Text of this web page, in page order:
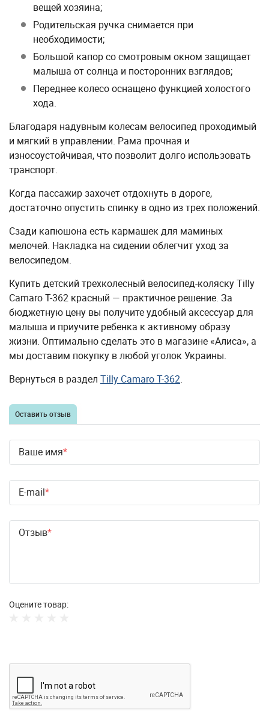
вещей хозяина;
Родительская ручка снимается при
необходимости;
Большой капор со смотровым окном защищает
малыша от солнца и посторонних взглядов;
Переднее колесо оснащено функцией холостого
хода.
Благодаря надувным колесам велосипед проходимый
и мягкий в управлении. Рама прочная и
износоустойчивая, что позволит долго использовать
транспорт.
Когда пассажир захочет отдохнуть в дороге,
достаточно опустить спинку в одно из трех положений.
Сзади капюшона есть кармашек для маминых
мелочей. Накладка на сидении облегчит уход за
велосипедом.
Купить детский трехколесный велосипед-коляску Tilly
Camaro T-362 красный — практичное решение. За
бюджетную цену вы получите удобный аксессуар для
малыша и приучите ребенка к активному образу
жизни. Оптимально сделать это в магазине «Алиса», а
мы доставим покупку в любой уголок Украины.
Вернуться в раздел Tilly Camaro T-362.
Оставить отзыв
Ваше имя
E-mail
Отзыв
Оцените товар: